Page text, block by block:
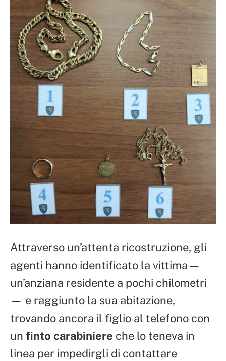
Attraverso un’attenta ricostruzione, gli
agenti hanno identificato la vittima —
un’anziana residente a pochi chilometri
— e raggiunto la sua abitazione,
trovando ancora il figlio al telefono con
un finto carabiniere che lo teneva in
linea per impedirgli di contattare